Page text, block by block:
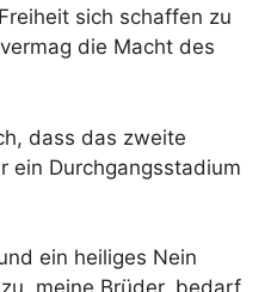
sich schaffen zu
die Macht des
dass das zweite
ein Durchgangsstadium
ein heiliges Nein
meine Brüder, bedarf